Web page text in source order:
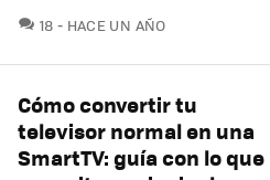
18 COMENTARIOS
HACE UN AÑO
Cómo convertir tu
televisor normal en una
SmartTV: guía con lo que